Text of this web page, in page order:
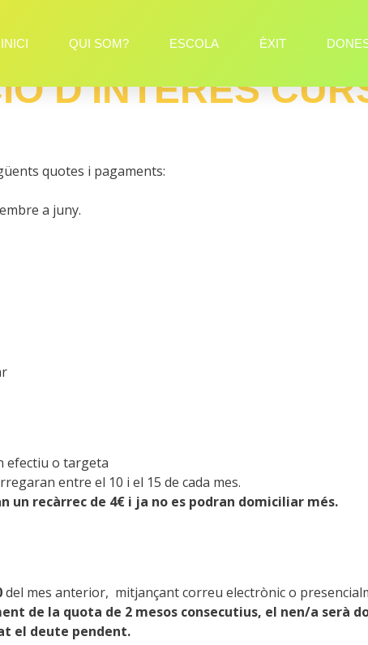
INICI QUI SOM? ESCOLA ÈXIT
D'INTERÈS
quotes i pagaments:
a juny.
efectiu o targeta
entre el 10 i el 15 de cada mes.
recàrrec de 4€ i ja no es podran domiciliar més.
del mes anterior, mitjançant correu electrònic o
de la quota de 2 mesos consecutius, el nen/a serà
el deute pendent.